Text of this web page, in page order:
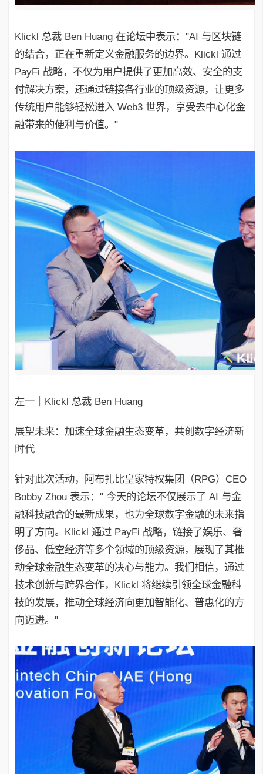
Klickl 总裁 Ben Huang 在论坛中表示："AI 与区块链
的结合，正在重新定义金融服务的边界。Klickl 通过
PayFi 战略，不仅为用户提供了更加高效、安全的支
付解决方案，还通过链接各行业的顶级资源，让更多
传统用户能够轻松进入 Web3 世界，享受去中心化金
融带来的便利与价值。"
左一｜Klickl 总裁 Ben Huang
展望未来：加速全球金融生态变革，共创数字经济新
时代
针对此次活动，阿布扎比皇家特权集团（RPG）CEO
Bobby Zhou 表示：" 今天的论坛不仅展示了 AI 与金
融科技融合的最新成果，也为全球数字金融的未来指
明了方向。Klickl 通过 PayFi 战略，链接了娱乐、奢
侈品、低空经济等多个领域的顶级资源，展现了其推
动全球金融生态变革的决心与能力。我们相信，通过
技术创新与跨界合作，Klickl 将继续引领全球金融科
技的发展，推动全球经济向更加智能化、普惠化的方
向迈进。"